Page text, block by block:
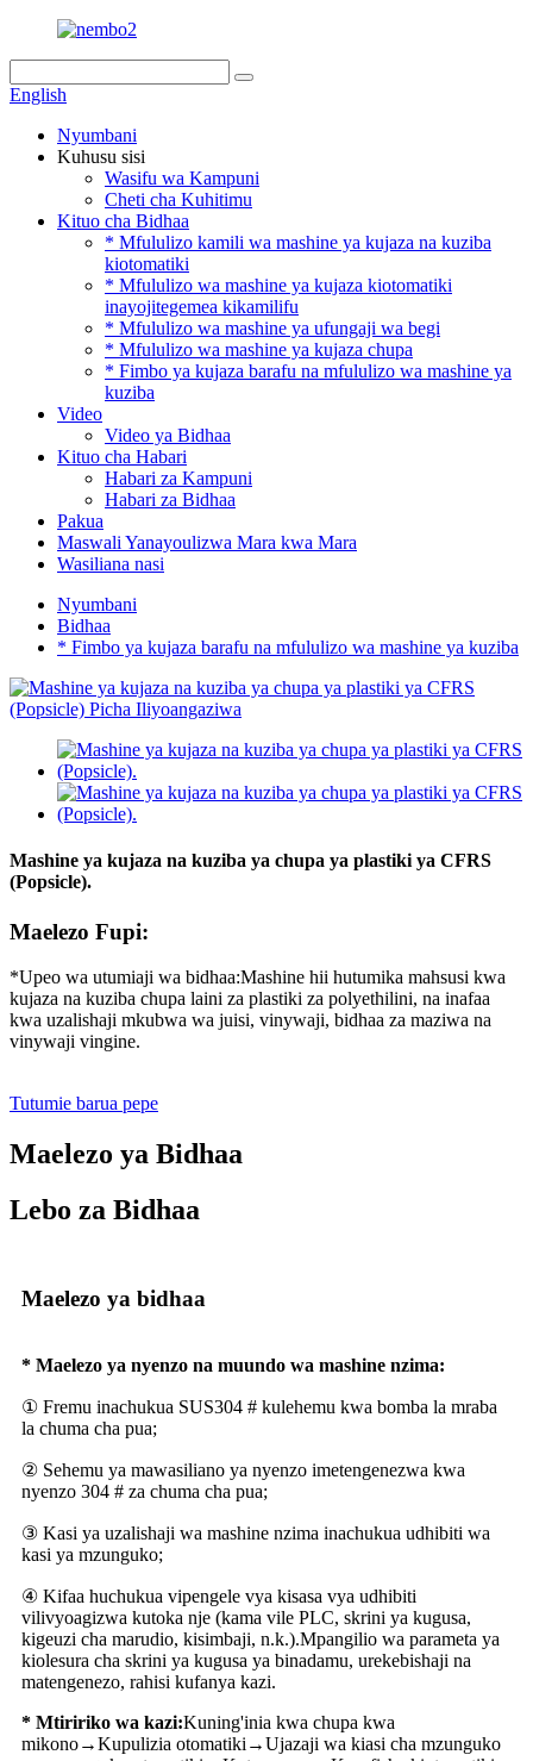
English
Nyumbani
Kuhusu sisi
Wasifu wa Kampuni
Cheti cha Kuhitimu
Kituo cha Bidhaa
* Mfululizo kamili wa mashine ya kujaza na kuziba
kiotomatiki
* Mfululizo wa mashine ya kujaza kiotomatiki
inayojitegemea kikamilifu
* Mfululizo wa mashine ya ufungaji wa begi
* Mfululizo wa mashine ya kujaza chupa
* Fimbo ya kujaza barafu na mfululizo wa mashine ya
kuziba
Video
Video ya Bidhaa
Kituo cha Habari
Habari za Kampuni
Habari za Bidhaa
Pakua
Maswali Yanayoulizwa Mara kwa Mara
Wasiliana nasi
Nyumbani
Bidhaa
* Fimbo ya kujaza barafu na mfululizo wa mashine ya kuziba
Mashine ya kujaza na kuziba ya chupa ya plastiki ya CFRS
(Popsicle).
Maelezo Fupi:
*Upeo wa utumiaji wa bidhaa:Mashine hii hutumika mahsusi kwa
kujaza na kuziba chupa laini za plastiki za polyethilini, na inafaa
kwa uzalishaji mkubwa wa juisi, vinywaji, bidhaa za maziwa na
vinywaji vingine.
Tutumie barua pepe
Maelezo ya Bidhaa
Lebo za Bidhaa
Maelezo ya bidhaa
* Maelezo ya nyenzo na muundo wa mashine nzima:
① Fremu inachukua SUS304 # kulehemu kwa bomba la mraba
la chuma cha pua;
② Sehemu ya mawasiliano ya nyenzo imetengenezwa kwa
nyenzo 304 # za chuma cha pua;
③ Kasi ya uzalishaji wa mashine nzima inachukua udhibiti wa
kasi ya mzunguko;
④ Kifaa huchukua vipengele vya kisasa vya udhibiti
vilivyoagizwa kutoka nje (kama vile PLC, skrini ya kugusa,
kigeuzi cha marudio, kisimbaji, n.k.).Mpangilio wa parameta ya
kiolesura cha skrini ya kugusa ya binadamu, urekebishaji na
matengenezo, rahisi kufanya kazi.
* Mtiririko wa kazi:Kuning'inia kwa chupa kwa
mikono→Kupulizia otomatiki→Ujazaji wa kiasi cha mzunguko